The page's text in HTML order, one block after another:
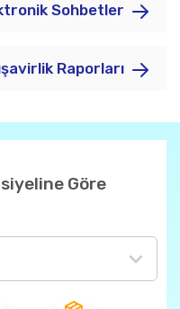
Sohbetler
Raporları
Göre